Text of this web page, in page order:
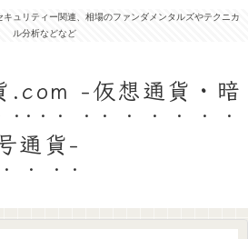
ュリティー関連、相場のファンダメンタルズやテクニカ
ル分析などなど
.com -仮想通貨・暗
通貨-